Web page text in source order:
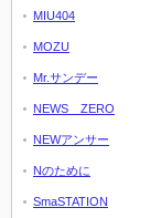
MIU404
MOZU
Mr.サンデー
NEWS ZERO
NEWアンサー
Nのために
SmaSTATION